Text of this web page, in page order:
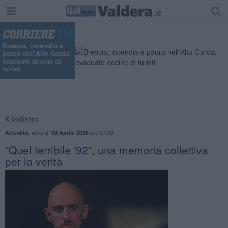
Brescia, incendio e
paura nell'Alto Garda:
evacuate decine di
turisti
Indietro
Attualità Venerdì 03 Aprile 2026ore 07:00
"Quel terribile '92", una memoria collettiva
per la verità